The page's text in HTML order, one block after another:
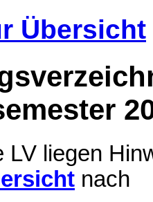
Übersicht
LV liegen
nach